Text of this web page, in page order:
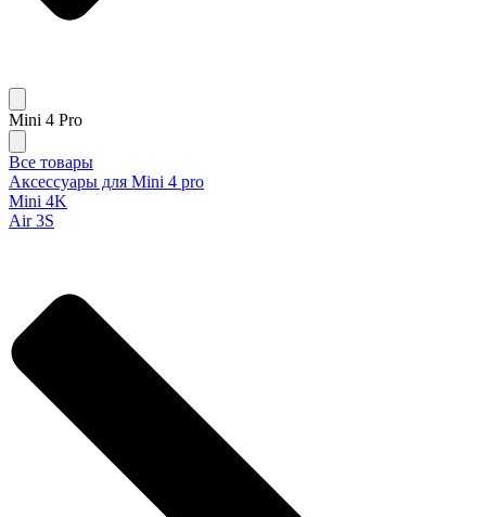
Mini 4 Pro
Все товары
Аксессуары для Mini 4 pro
Mini 4K
Air 3S